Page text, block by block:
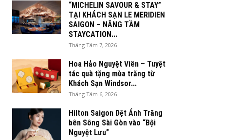
“MICHELIN SAVOUR & STAY”
TẠI KHÁCH SẠN LE MERIDIEN
SAIGON – NÂNG TẦM
STAYCATION...
Tháng Tám 7, 2026
Hoa Hảo Nguyệt Viên – Tuyệt
tác quà tặng mùa trăng từ
Khách Sạn Windsor...
Tháng Tám 6, 2026
Hilton Saigon Dệt Ánh Trăng
bên Sông Sài Gòn vào “Bội
Nguyệt Lưu”